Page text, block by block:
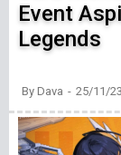
Event
Legends
By Dava 25/11/23